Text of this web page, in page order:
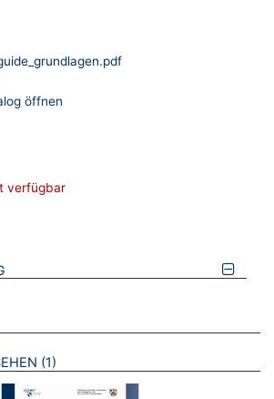
öffnen
verfügbar
ODER ZULETZT ANGESEHENE
1 BROSCHÜREN